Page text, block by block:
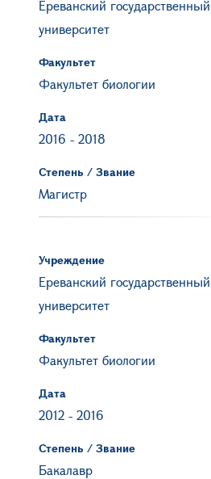
Ереванский государственный
университет
Факультет
Факультет биологии
Дата
2016 - 2018
Степень / Звание
Магистр
Учреждение
Ереванский государственный
университет
Факультет
Факультет биологии
Дата
2012 - 2016
Степень / Звание
Бакалавр